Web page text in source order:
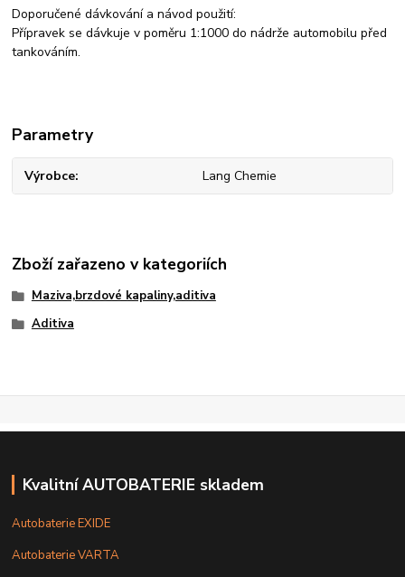
Doporučené dávkování a návod použití:
Přípravek se dávkuje v poměru 1:1000 do nádrže automobilu před
tankováním.
Parametry
Výrobce Lang Chemie
Zboží zařazeno v kategoriích
Maziva,brzdové kapaliny,aditiva
Aditiva
Kvalitní AUTOBATERIE skladem
Autobaterie EXIDE
Autobaterie VARTA